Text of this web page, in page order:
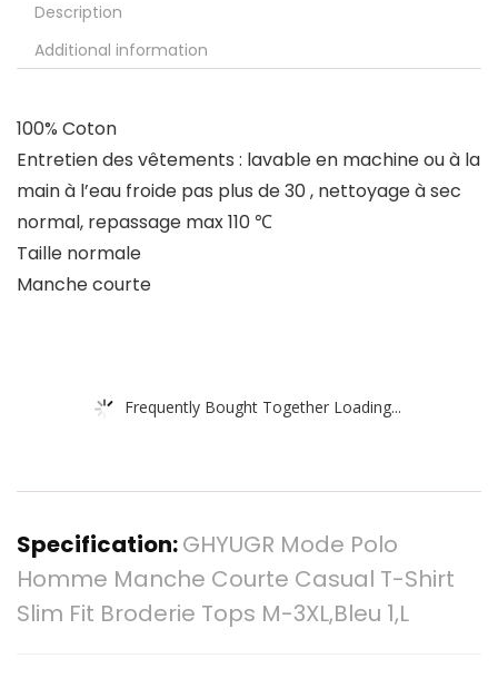
Description
Additional information
100% Coton
Entretien des vêtements : lavable en machine ou à la
main à l’eau froide pas plus de 30 , nettoyage à sec
normal, repassage max 110 ℃
Taille normale
Manche courte
Frequently Bought Together Loading...
Specification:GHYUGR Mode Polo
Homme Manche Courte Casual T-Shirt
Slim Fit Broderie Tops M-3XL,Bleu 1,L